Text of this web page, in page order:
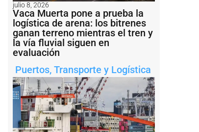
julio 8, 2026
Vaca Muerta pone a prueba la
logística de arena: los bitrenes
ganan terreno mientras el tren y
la vía fluvial siguen en
evaluación
Puertos, Transporte y Logística